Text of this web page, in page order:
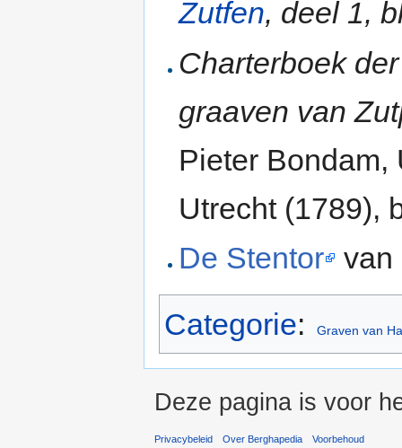
Zutfen, deel 1,
Charterboek
graaven van
Pieter Bondam,
Utrecht (1789),
De Stentor
Categorie: Graven van
Deze pagina is voor
Privacybeleid Over Berghapedia Voorbehoud